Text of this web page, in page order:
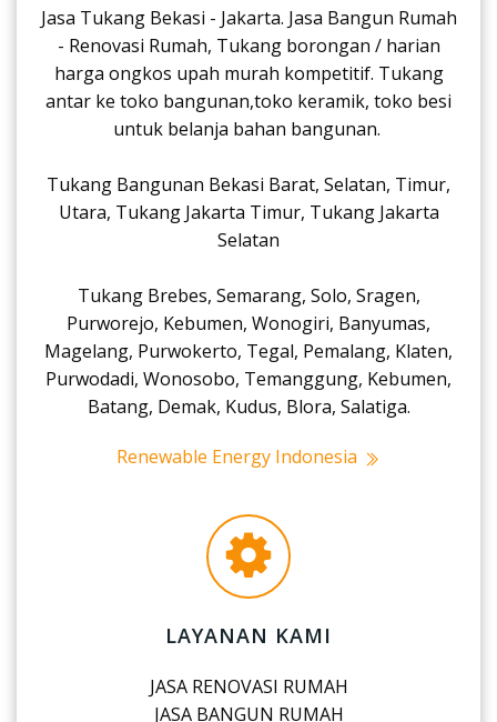
Jasa Tukang Bekasi - Jakarta. Jasa Bangun Rumah
- Renovasi Rumah, Tukang borongan / harian
harga ongkos upah murah kompetitif. Tukang
antar ke toko bangunan,toko keramik, toko besi
untuk belanja bahan bangunan.
Tukang Bangunan Bekasi Barat, Selatan, Timur,
Utara, Tukang Jakarta Timur, Tukang Jakarta
Selatan
Tukang Brebes, Semarang, Solo, Sragen,
Purworejo, Kebumen, Wonogiri, Banyumas,
Magelang, Purwokerto, Tegal, Pemalang, Klaten,
Purwodadi, Wonosobo, Temanggung, Kebumen,
Batang, Demak, Kudus, Blora, Salatiga.
Renewable Energy Indonesia
LAYANAN KAMI
JASA RENOVASI RUMAH
JASA BANGUN RUMAH